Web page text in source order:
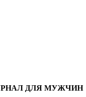
ДЛЯ МУЖЧИН